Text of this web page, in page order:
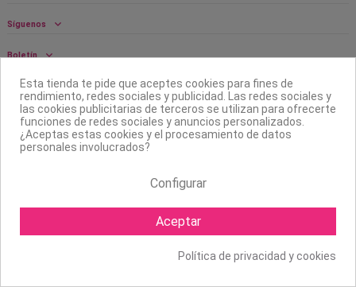
Síguenos
Boletín
Esta tienda te pide que aceptes cookies para fines de
rendimiento, redes sociales y publicidad. Las redes sociales y
las cookies publicitarias de terceros se utilizan para ofrecerte
funciones de redes sociales y anuncios personalizados.
¿Aceptas estas cookies y el procesamiento de datos
personales involucrados?
Configurar
Aceptar
Política de privacidad y cookies